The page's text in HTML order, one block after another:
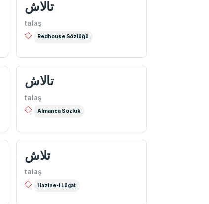
تالاش
talaş
Redhouse Sözlüğü
تالاش
talaş
Almanca Sözlük
تلاش
talaş
Hazine-i Lûgat